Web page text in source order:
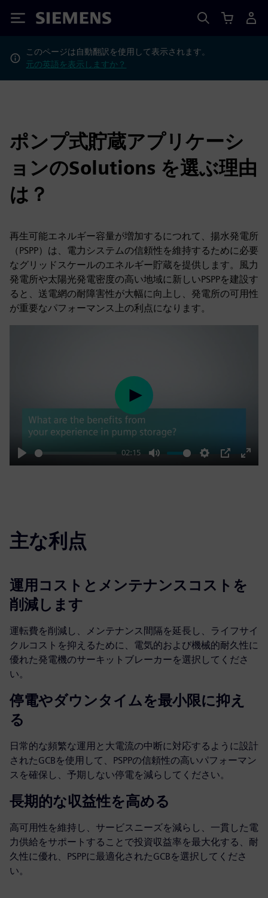
Siemens
このページは自動翻訳を使用して表示されます。
元の英語を表示しますか？
ポンプ式貯蔵アプリケーシ
ョンのSolutions を選ぶ理由
は？
再生可能エネルギー容量が増加するにつれて、揚水発電所
（PSPP）は、電力システムの信頼性を維持するために必要
なグリッドスケールのエネルギー貯蔵を提供します。風力
発電所や太陽光発電密度の高い地域に新しいPSPPを建設す
ると、送電網の耐障害性が大幅に向上し、発電所の可用性
が重要なパフォーマンス上の利点になります。
Play
02:15
Mute Settings
PIP
Enter
Play
主な利点
運用コストとメンテナンスコストを
削減します
運転費を削減し、メンテナンス間隔を延長し、ライフサイ
クルコストを抑えるために、電気的および機械的耐久性に
優れた発電機のサーキットブレーカーを選択してくださ
い。
停電やダウンタイムを最小限に抑え
る
日常的な頻繁な運用と大電流の中断に対応するように設計
されたGCBを使用して、PSPPの信頼性の高いパフォーマン
スを確保し、予期しない停電を減らしてください。
長期的な収益性を高める
高可用性を維持し、サービスニーズを減らし、一貫した電
力供給をサポートすることで投資収益率を最大化する、耐
久性に優れ、PSPPに最適化されたGCBを選択してくださ
い。